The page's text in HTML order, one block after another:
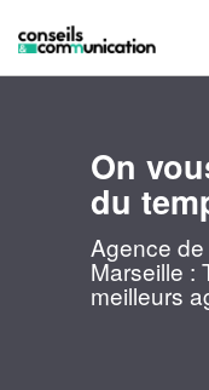
On
du
Agence
Marseille :
meilleurs